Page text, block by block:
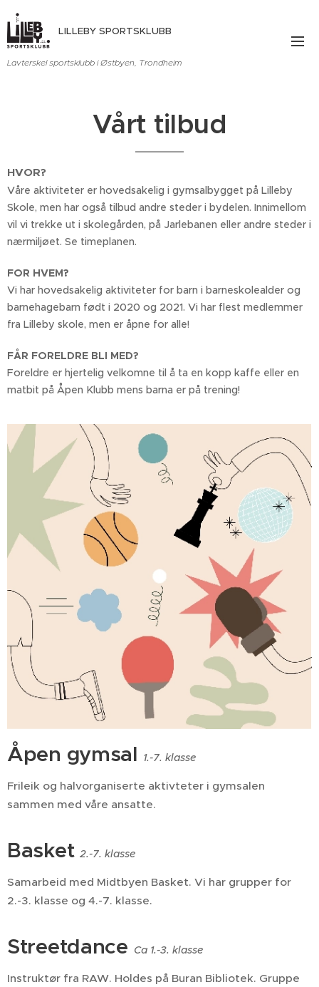
LILLEBY SPORTSKLUBB
Lavterskel sportsklubb i Østbyen, Trondheim
Vårt tilbud
HVOR?
Våre aktiviteter er hovedsakelig i gymsalbygget på Lilleby
Skole, men har også tilbud andre steder i bydelen. Innimellom
vil vi trekke ut i skolegården, på Jarlebanen eller andre steder i
nærmiljøet. Se timeplanen.
FOR HVEM?
Vi har hovedsakelig aktiviteter for barn i barneskolealder og
barnehagebarn født i 2020 og 2021. Vi har flest medlemmer
fra Lilleby skole, men er åpne for alle!
FÅR FORELDRE BLI MED?
Foreldre er hjertelig velkomne til å ta en kopp kaffe eller en
matbit på Åpen Klubb mens barna er på trening!
Åpen gymsal 1.-7. klasse
Frileik og halvorganiserte aktivteter i gymsalen
sammen med våre ansatte.
Basket 2.-7. klasse
Samarbeid med Midtbyen Basket. Vi har grupper for
2.-3. klasse og 4.-7. klasse.
Streetdance Ca 1.-3. klasse
Instruktør fra RAW. Holdes på Buran Bibliotek. Gruppe